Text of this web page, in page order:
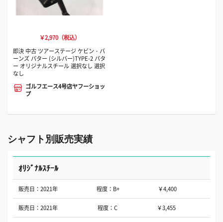
￥2,970（税込）
即決 中古 ツアーステージ ケビン・バ
ーンズ パター (シルバー)TYPE-2 パタ
ー オリジナルスチール 選択なし 選択
なし
ゴルフエース4号店ヤフーショッ
プ
シャフト別販売実績
ｵﾘｼﾞﾅﾙｽﾁｰﾙ
販売日：2021年 程度：B+ ￥4,400
販売日：2021年 程度：C ￥3,455